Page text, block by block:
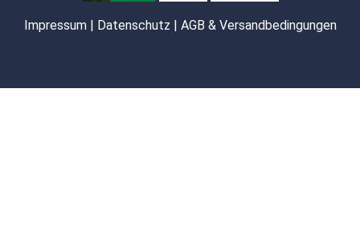
Impressum| Datenschutz | AGB & Versandbedingungen